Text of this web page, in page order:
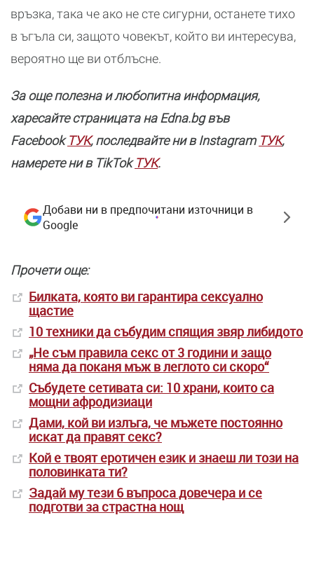
връзка, така че ако не сте сигурни, останете тихо
в ъгъла си, защото човекът, който ви интересува,
вероятно ще ви отблъсне.
За още полезнa и любопитна информация,
харесайте страницата нa Edna.bg във
FacebookТУК, последвайте ни в Instagram ТУК,
намерете ни в TikTokТУК.
Добави ни в предпочитани източници в
Google
Прочети още:
Билката, която ви гарантира сексуално
щастие
10 техники да събудим спящия звяр либидото
„Не съм правила секс от 3 години и защо
няма да поканя мъж в леглото си скоро“
Събудете сетивата си: 10 храни, които са
мощни афродизиаци
Дами, кой ви излъга, че мъжете постоянно
искат да правят секс?
Кой е твоят еротичен език и знаеш ли този на
половинката ти?
Задай му тези 6 въпроса довечера и се
подготви за страстна нощ